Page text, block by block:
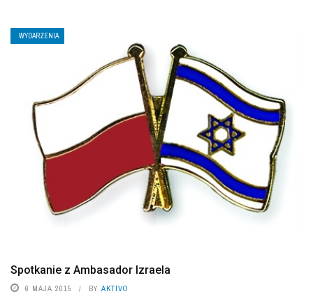
WYDARZENIA
Spotkanie z Ambasador Izraela
6 MAJA 2015 BY AKTIVO